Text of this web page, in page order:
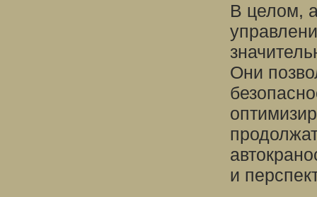
В целом,
Они
и